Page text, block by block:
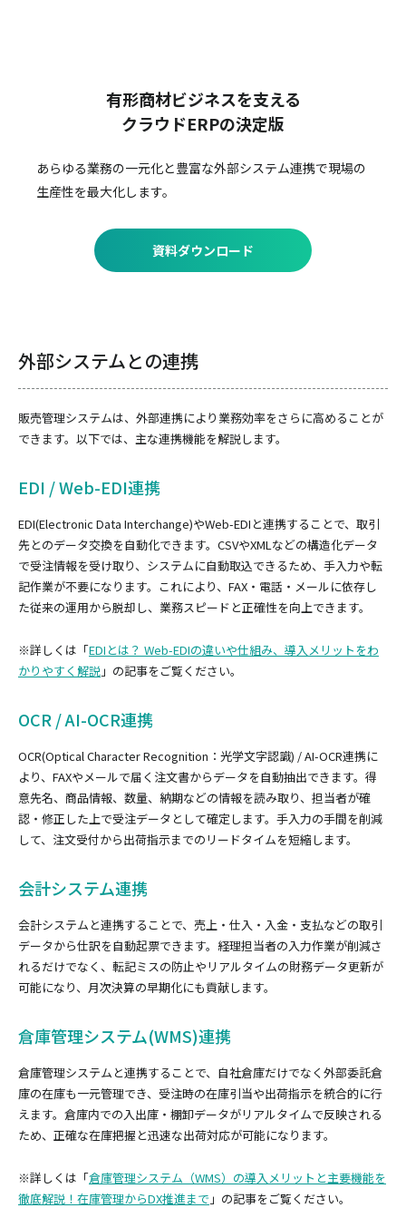
有形商材ビジネスを支える
クラウドERPの決定版
あらゆる業務の一元化と豊富な外部システム連携で現場の
生産性を最大化します。
資料ダウンロード
外部システムとの連携
販売管理システムは、外部連携により業務効率をさらに高めることが
できます。以下では、主な連携機能を解説します。
EDI / Web-EDI連携
EDI(Electronic Data Interchange)やWeb-EDIと連携することで、取引
先とのデータ交換を自動化できます。CSVやXMLなどの構造化データ
で受注情報を受け取り、システムに自動取込できるため、手入力や転
記作業が不要になります。これにより、FAX・電話・メールに依存し
た従来の運用から脱却し、業務スピードと正確性を向上できます。
※詳しくは「EDIとは？ Web-EDIの違いや仕組み、導入メリットをわ
かりやすく解説 」の記事をご覧ください。
OCR / AI-OCR連携
OCR(Optical Character Recognition：光学文字認識) / AI-OCR連携に
より、FAXやメールで届く注文書からデータを自動抽出できます。得
意先名、商品情報、数量、納期などの情報を読み取り、担当者が確
認・修正した上で受注データとして確定します。手入力の手間を削減
して、注文受付から出荷指示までのリードタイムを短縮します。
会計システム連携
会計システムと連携することで、売上・仕入・入金・支払などの取引
データから仕訳を自動起票できます。経理担当者の入力作業が削減さ
れるだけでなく、転記ミスの防止やリアルタイムの財務データ更新が
可能になり、月次決算の早期化にも貢献します。
倉庫管理システム(WMS)連携
倉庫管理システムと連携することで、自社倉庫だけでなく外部委託倉
庫の在庫も一元管理でき、受注時の在庫引当や出荷指示を統合的に行
えます。倉庫内での入出庫・棚卸データがリアルタイムで反映される
ため、正確な在庫把握と迅速な出荷対応が可能になります。
※詳しくは「倉庫管理システム（WMS）の導入メリットと主要機能を
徹底解説！在庫管理からDX推進まで 」の記事をご覧ください。